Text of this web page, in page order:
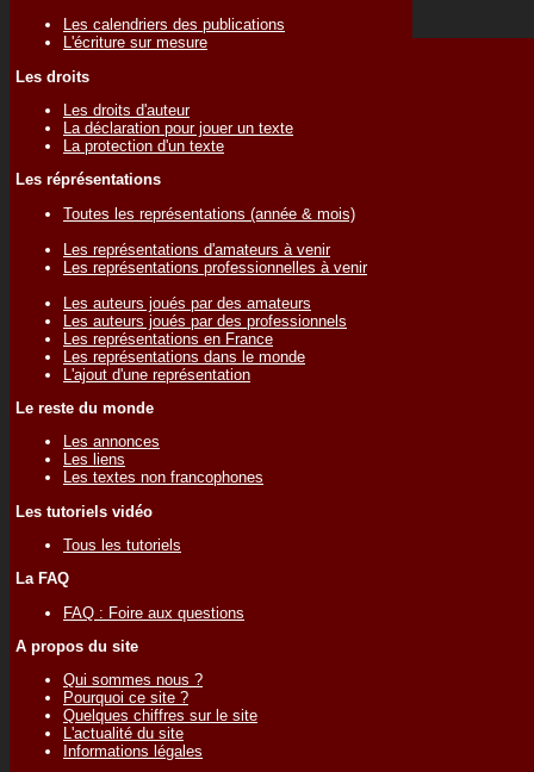
Les calendriers des publications
L'écriture sur mesure
Les droits
Les droits d'auteur
La déclaration pour jouer un texte
La protection d'un texte
Les réprésentations
Toutes les représentations (année & mois)
Les représentations d'amateurs à venir
Les représentations professionnelles à venir
Les auteurs joués par des amateurs
Les auteurs joués par des professionnels
Les représentations en France
Les représentations dans le monde
L'ajout d'une représentation
Le reste du monde
Les annonces
Les liens
Les textes non francophones
Les tutoriels vidéo
Tous les tutoriels
La FAQ
FAQ : Foire aux questions
A propos du site
Qui sommes nous ?
Pourquoi ce site ?
Quelques chiffres sur le site
L'actualité du site
Informations légales